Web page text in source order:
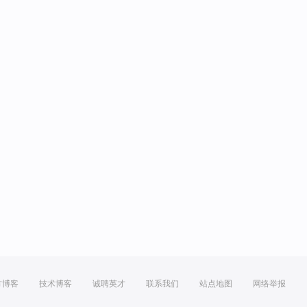
博客 技术博客 诚聘英才 联系我们 站点地图 网络举报